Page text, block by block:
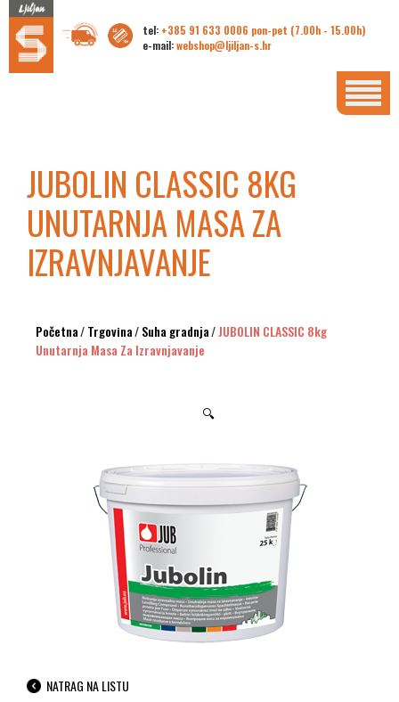
tel: +385 91 633 0006 pon-pet (7.00h - 15.00h)
e-mail:webshop@ljiljan-s.hr
JUBOLIN CLASSIC 8KG
UNUTARNJA MASA ZA
IZRAVNJAVANJE
Početna/Trgovina/Suha gradnja/JUBOLIN CLASSIC 8kg
Unutarnja Masa Za Izravnjavanje
🔍
NATRAG NA LISTU